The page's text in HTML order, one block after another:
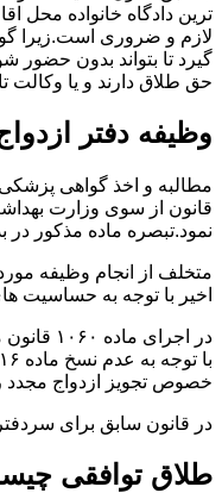
ترین دادگاه خانواده
لازم و ضروری است.زیرا
گیرد تا بتواند بدون حضور
حق طلاق دارند و یا وکالت
وظیفه دفتر
قانون از سوی وزارت
نمود.تبصره ماده مذکور در
متخلف از انجام وظیفه
اخیر با توجه به حساسیت
در اجرای ماده ۱۰۶۰ قانون مدنی،دفاتر ازدواج مکلفند قبل از ثبت ازدواج زنان ایرانی با اتباع خارجی اجازه نامه مخصوص دولت ( وزارت کشور ) را اخذ نمایند.
خصوص تجویز ازدواج مجدد
در قانون سابق برای
طلاق توافقی